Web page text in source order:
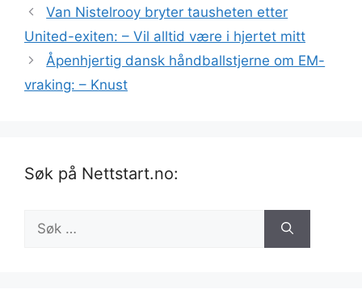
Van Nistelrooy bryter tausheten etter
United-exiten: – Vil alltid være i hjertet mitt
Åpenhjertig dansk håndballstjerne om EM-
vraking: – Knust
Søk på Nettstart.no:
etter: